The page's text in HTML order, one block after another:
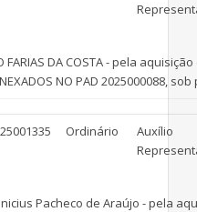
DA COSTA - pela
NO PAD 2025000088,
Ordinário
Auxílio
Pacheco de Araújo - pela